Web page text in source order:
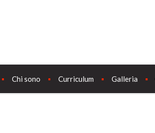
Chi sono Curriculum Galleria